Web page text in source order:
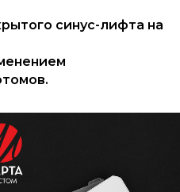
синус-лифта на